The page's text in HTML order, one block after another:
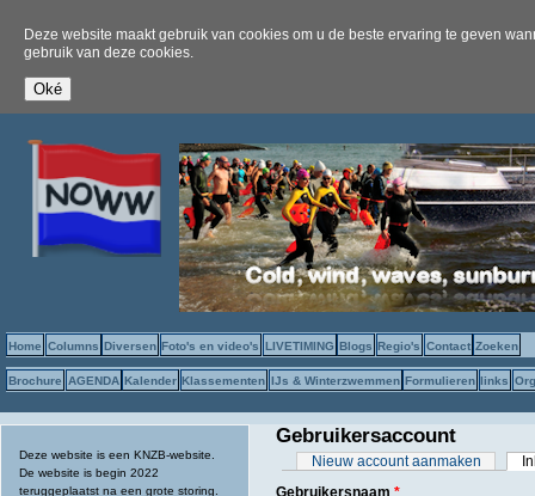
Deze website maakt gebruik van cookies om u de beste ervaring te geven
gebruik van deze cookies.
Home Columns Diversen Foto's en video's LIVETIMING Blogs Regio's Contact Zoeken
Brochure AGENDA Kalender Klassementen IJs & Winterzwemmen Formulieren links
Deze website is een KNZB-website.
De website is begin 2022
teruggeplaatst na een grote storing.
Gebruikersaccount
Primaire tabs
Nieuw account aanmaken